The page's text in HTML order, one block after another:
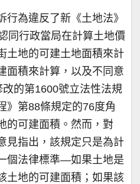
行為違反了新《土地法》
同行政當局在計算土地價
土地的可建土地面積來計
面積來計算，以及不同意
的第1600號立法性法規
》第88條規定的76度角
的可建面積。然而，對
見指出，該規定只是為計
個法律標準—如果土地是
土地的可建面積；如果該